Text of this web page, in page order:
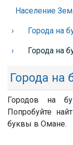
Население
Города на
Города на
Города на
Городов на
Попробуйте
буквы в Омане.